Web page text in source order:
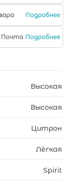
Подробнее
Почта Подробнее
Высокая
Высокая
Цитрон
Лёгкая
Spirit